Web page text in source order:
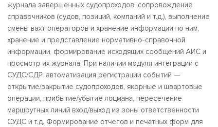
журнала завершенных судопроходов, сопровождение
справочников (судов, позиций, компаний и т.д.), выполнение
смены вахт операторов и хранение информации по ним,
хранение и представление нормативно-справочной
информации, формирование исходящих сообщений АИС и
просмотр их журнала. При наличии модуля интеграции с
СУДС/СДР: автоматизация регистрации событий —
открытие/закрытие судопроходов, якорные и швартовые
операции, прибытие/убытие лоцмана, пересечение
маршрутных линий вход/выход из зоны ответственности
СУДС и т.д. Формирование отчетов и печатных форм для